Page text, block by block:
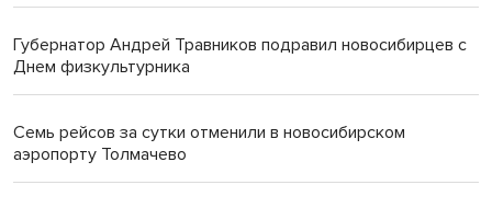
Губернатор Андрей Травников подравил новосибирцев с
Днем физкультурника
Семь рейсов за сутки отменили в новосибирском
аэропорту Толмачево